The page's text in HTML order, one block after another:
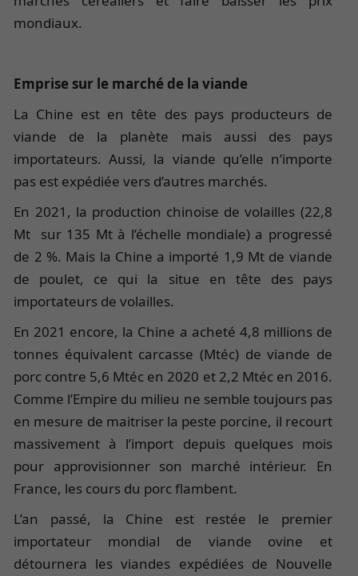
mondiaux.
Emprise sur le marché de la viande
La Chine est en tête des pays producteurs de
viande de la planète mais aussi des pays
importateurs. Aussi, la viande qu’elle n’importe
pas est expédiée vers d’autres marchés.
En 2021, la production chinoise de volailles (22,8
Mt sur 135 Mt à l’échelle mondiale) a progressé
de 2 %. Mais la Chine a importé 1,9 Mt de viande
de poulet, ce qui la situe en tête des pays
importateurs de volailles.
En 2021 encore, la Chine a acheté 4,8 millions de
tonnes équivalent carcasse (Mtéc) de viande de
porc contre 5,6 Mtéc en 2020 et 2,2 Mtéc en 2016.
Comme l’Empire du milieu ne semble toujours pas
en mesure de maitriser la peste porcine, il recourt
massivement à l’import depuis quelques mois
pour approvisionner son marché intérieur. En
France, les cours du porc flambent.
L’an passé, la Chine est restée le premier
importateur mondial de viande ovine et
détournera les viandes expédiées de Nouvelle